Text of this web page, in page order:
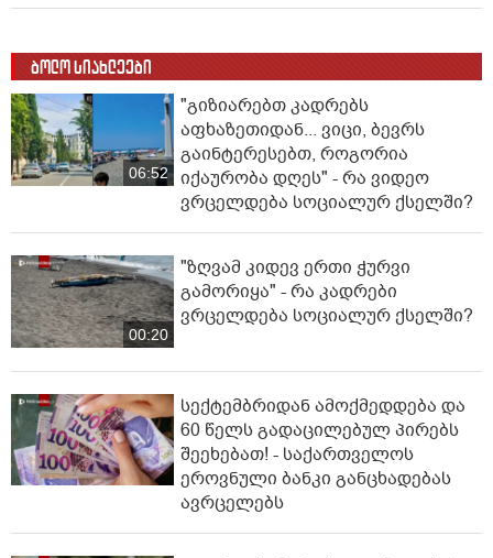
ბოლო სიახლეები
06:52
"გიზიარებთ კადრებს
აფხაზეთიდან... ვიცი, ბევრს
გაინტერესებთ, როგორია
იქაურობა დღეს" - რა ვიდეო
ვრცელდება სოციალურ ქსელში?
00:20
"ზღვამ კიდევ ერთი ჭურვი
გამორიყა" - რა კადრები
ვრცელდება სოციალურ ქსელში?
სექტემბრიდან ამოქმედდება და
60 წელს გადაცილებულ პირებს
შეეხებათ! - საქართველოს
ეროვნული ბანკი განცხადებას
ავრცელებს